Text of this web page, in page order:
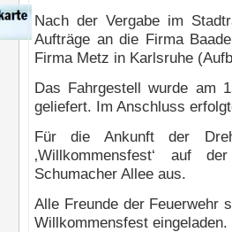
Nach der Vergabe im
Aufträge an die Firma
Firma Metz in Karlsruhe
Das Fahrgestell wurde am
geliefert. Im Anschluss
Für die Ankunft der
‚Willkommensfest‘ auf
Schumacher Allee aus.
Alle Freunde der Feuerwehr
Willkommensfest eingeladen.